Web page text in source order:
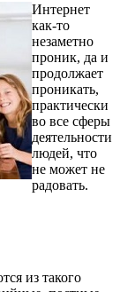
Интернет
как-то
незаметно
проник, да и
продолжает
проникать,
практически
во все сферы
деятельности
людей, что
не может не
радовать.
из такого